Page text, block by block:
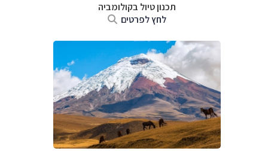
תכנון טיול בקולומביה
לחץ לפרטים